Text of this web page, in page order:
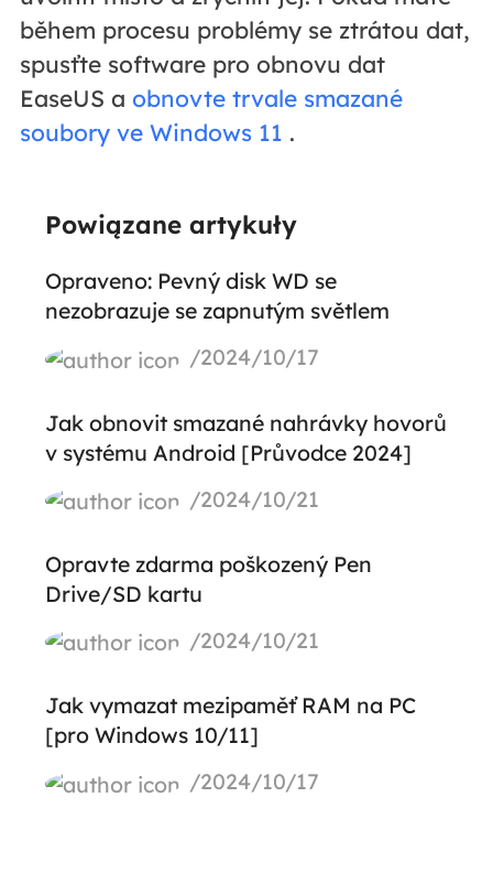
během procesu problémy se ztrátou dat,
spusťte software pro obnovu dat
EaseUS a obnovte trvale smazané
soubory ve Windows 11 .
Powiązane artykuły
Opraveno: Pevný disk WD se
nezobrazuje se zapnutým světlem
/2024/10/17
Jak obnovit smazané nahrávky hovorů
v systému Android [Průvodce 2024]
/2024/10/21
Opravte zdarma poškozený Pen
Drive/SD kartu
/2024/10/21
Jak vymazat mezipaměť RAM na PC
[pro Windows 10/11]
/2024/10/17